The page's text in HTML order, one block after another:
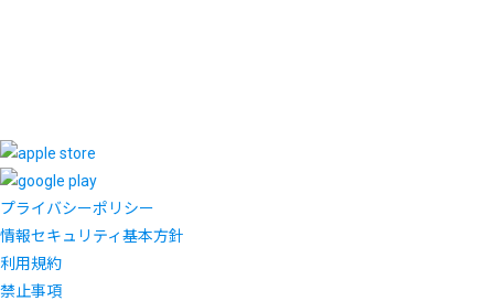
プライバシーポリシー
情報セキュリティ基本方針
利用規約
禁止事項